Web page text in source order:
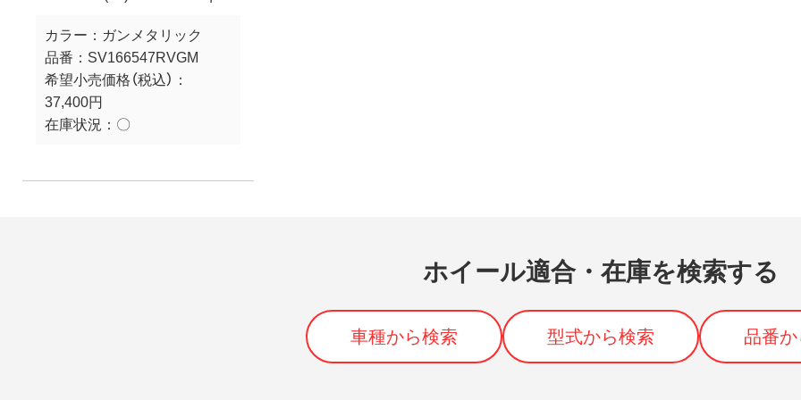
カラー： ガンメタリック
品番： SV166547RVGM
希望小売価格（税込）：
37,400円
在庫状況： 〇
ホイール適合・在庫を検索する
車種から検索 型式から検索 品番